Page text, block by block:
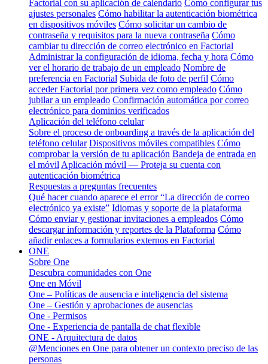
Factorial con su aplicación de calendario Cómo configurar tus
ajustes personales Cómo habilitar la autenticación biométrica
en dispositivos móviles Cómo solicitar un cambio de
contraseña y requisitos para la nueva contraseña Cómo
cambiar tu dirección de correo electrónico en Factorial
Administrar la configuración de idioma, fecha y hora Cómo
ver el horario de trabajo de un empleado Nombre de
preferencia en Factorial Subida de foto de perfil Cómo
acceder Factorial por primera vez como empleado Cómo
jubilar a un empleado Confirmación automática por correo
electrónico para dominios verificados
Aplicación del teléfono celular
Sobre el proceso de onboarding a través de la aplicación del
teléfono celular Dispositivos móviles compatibles Cómo
comprobar la versión de tu aplicación Bandeja de entrada en
el móvil Aplicación móvil — Proteja su cuenta con
autenticación biométrica
Respuestas a preguntas frecuentes
Qué hacer cuando aparece el error “La dirección de correo
electrónico ya existe” Idiomas y soporte de la plataforma
Cómo enviar y gestionar invitaciones a empleados Cómo
descargar información y reportes de la Plataforma Cómo
añadir enlaces a formularios externos en Factorial
ONE
Sobre One
Descubra comunidades con One
One en Móvil
One – Políticas de ausencia e inteligencia del sistema
One – Gestión y aprobaciones de ausencias
One - Permisos
One - Experiencia de pantalla de chat flexible
ONE - Arquitectura de datos
@Menciones en One para obtener un contexto preciso de las
personas